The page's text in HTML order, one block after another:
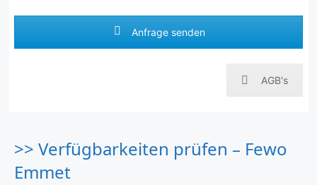
Anfrage senden
AGB's
>> Verfügbarkeiten prüfen – Fewo
Emmet